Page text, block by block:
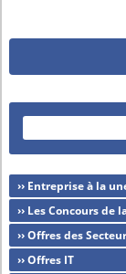
›› Entreprise à la
›› Les Concours
›› Offres des
›› Offres IT